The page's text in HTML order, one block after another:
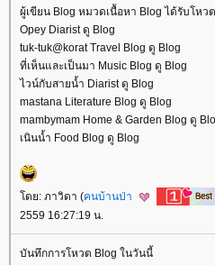
ผู้เขียน Blog หมวดเนื้อหา Blog ได้รับโหวต
Opey Diarist ดู Blog
tuk-tuk@korat Travel Blog ดู Blog
ที่เห็นและเป็นมา Music Blog ดู Blog
ไวน์กับสายน้ำ Diarist ดู Blog
mastana Literature Blog ดู Blog
mambymam Home & Garden Blog ดู
เนินน้ำ Food Blog ดู Blog
ดย: ภาวิดา (คนบ้านป่า
2559 16:27:19 น.
บันทึกการโหวต Blog ในวันนี้